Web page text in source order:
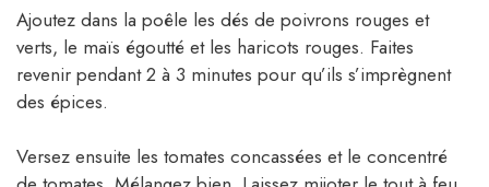
Ajoutez dans la poêle les dés de poivrons rouges et
verts, le maïs égoutté et les haricots rouges. Faites
revenir pendant 2 à 3 minutes pour qu’ils s’imprègnent
des épices.
Versez ensuite les tomates concassées et le concentré